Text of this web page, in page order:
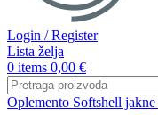
Login / Register
Lista želja
0 items 0,00 €
Oplemento Softshell jakne